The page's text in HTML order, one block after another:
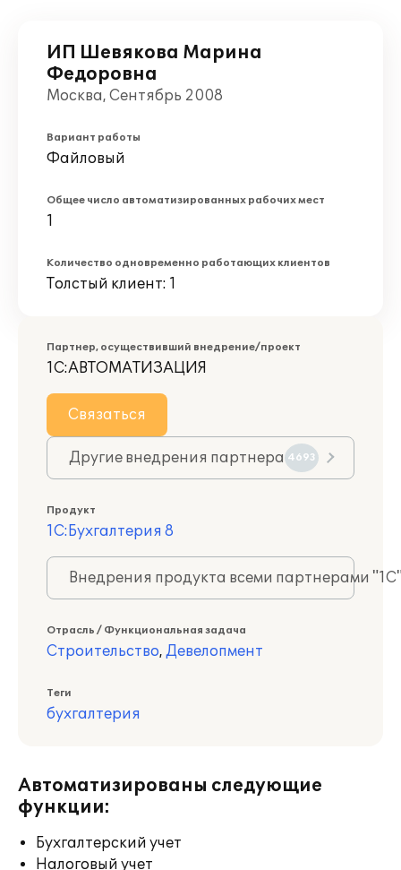
ИП Шевякова Марина
Федоровна
Москва, Сентябрь 2008
Вариант работы
Файловый
Общее число автоматизированных рабочих мест
1
Количество одновременно работающих клиентов
Толстый клиент: 1
Партнер, осуществивший внедрение/проект
1С:АВТОМАТИЗАЦИЯ
Связаться
Другие внедрения партнера 4693
Продукт
1С:Бухгалтерия 8
Внедрения продукта всеми партнерами
Отрасль / Функциональная задача
Строительство, Девелопмент
Теги
бухгалтерия
Автоматизированы следующие
функции:
Бухгалтерский учет
Налоговый учет